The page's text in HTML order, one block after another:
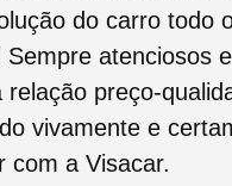
do carro todo
Sempre atenciosos
relação preço-
vivamente e
com a Visacar.